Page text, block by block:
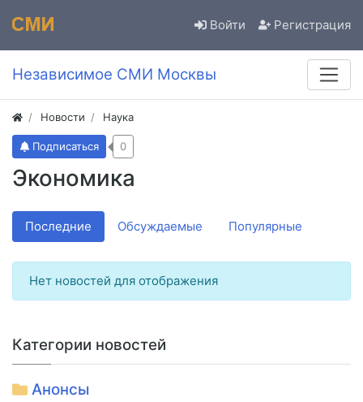
Войти Регистрация
Независимое СМИ Москвы
Новости Наука
Экономика
Подписаться 0
Последние Обсуждаемые Популярные
Нет новостей для отображения
Категории новостей
Анонсы